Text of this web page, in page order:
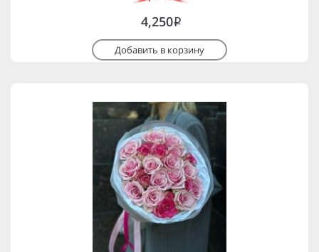
4,250i
Добавить в корзину